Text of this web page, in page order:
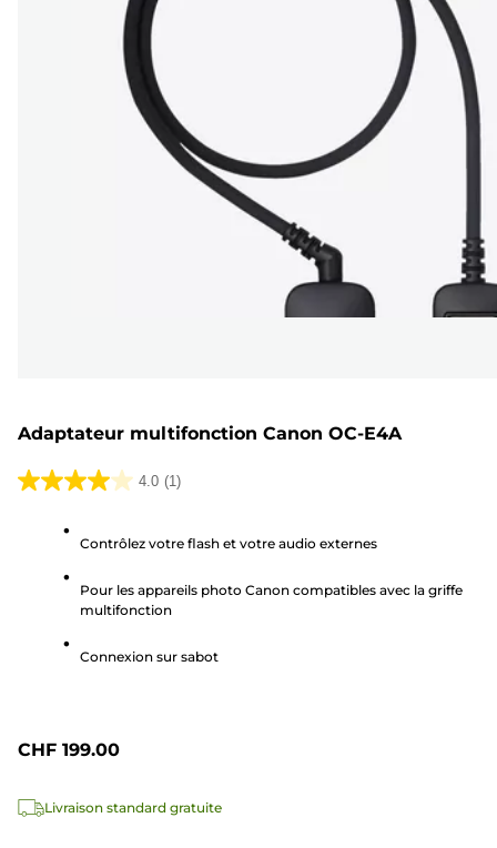
Adaptateur multifonction Canon OC-E4A
4.0 (1)
4.0
étoiles.
Contrôlez votre flash et votre audio externes
Pour les appareils photo Canon compatibles avec la griffe
multifonction
Connexion sur sabot
CHF 199.00
Livraison standard gratuite